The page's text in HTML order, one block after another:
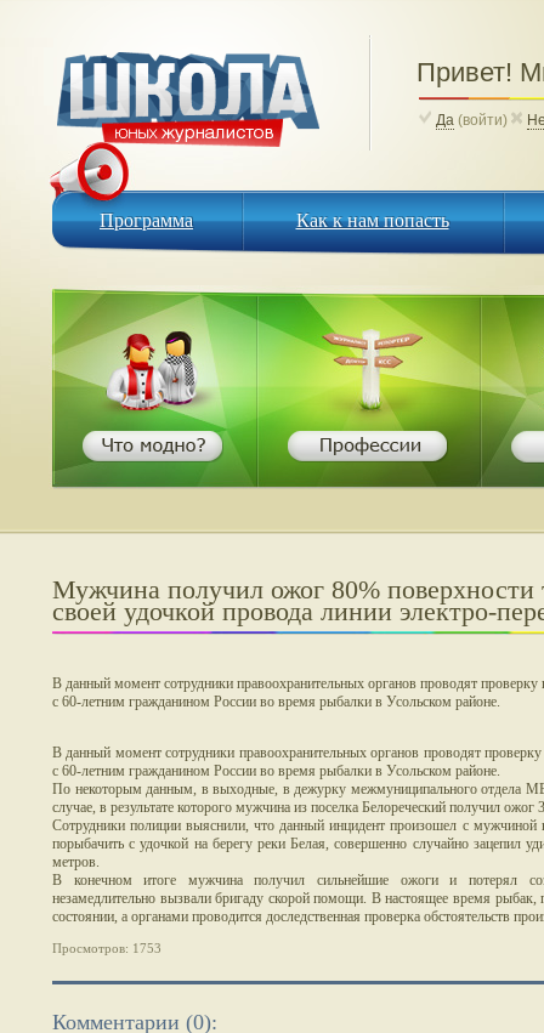
Привет!
Да (войти)
Программа
Программа Как к нам попасть
Как к нам попасть
Мужчина получил ожог 80% поверхности
своей удочкой провода линии электро-
В данный момент сотрудники правоохранительных органов проводят
с 60-летним гражданином России во время рыбалки в Усольском районе.
В данный момент сотрудники правоохранительных органов проводят
с 60-летним гражданином России во время рыбалки в Усольском районе.
По некоторым данным, в выходные, в дежурку межмуниципального отдела
случае, в результате которого мужчина из поселка Белореческий получил ожог
Сотрудники полиции выяснили, что данный инцидент произошел с
порыбачить с удочкой на берегу реки Белая, совершенно случайно зацепил
метров.
В конечном итоге мужчина получил сильнейшие ожоги и потерял
незамедлительно вызвали бригаду скорой помощи. В настоящее время
состоянии, а органами проводится доследственная проверка обстоятельств
Просмотров: 1753
Комментарии (0):